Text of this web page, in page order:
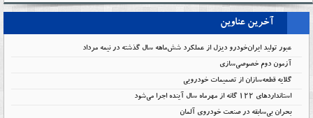
آخرین عناوین
عبور تولید ایران‌خودرو دیزل از عملکرد شش‌ماهه سال گذشته در نیمه مرداد
آزمون دوم خصوصی‌سازی
گلایه قطعه‌سازان از تصمیمات خودرویی
استانداردهای ۱۲۲ گانه از مهرماه سال آینده اجرا می‌شود
بحران بی‌سابقه در صنعت خودروی آلمان